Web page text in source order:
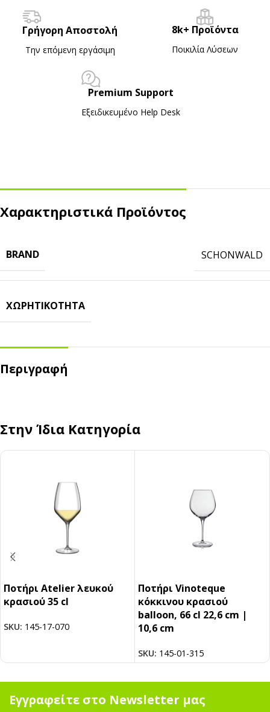
Γρήγορη Αποστολή
Την επόμενη εργάσιμη
8k+ Προϊόντα
Ποικιλία Λύσεων
Premium Support
Εξειδικευμένο Ηelp Desk
Χαρακτηριστικά Προϊόντος
BRAND SCHONWALD
ΧΩΡΗΤΙΚΌΤΗΤΑ
Περιγραφή
Στην Ίδια Κατηγορία
Ποτήρι Atelier λευκού
κρασιού 35 cl
SKU: 145-17-070
Ποτήρι Vinoteque
κόκκινου κρασιού
balloon, 66 cl 22,6 cm |
10,6 cm
SKU: 145-01-315
Εγγραφείτε στο Newsletter μας